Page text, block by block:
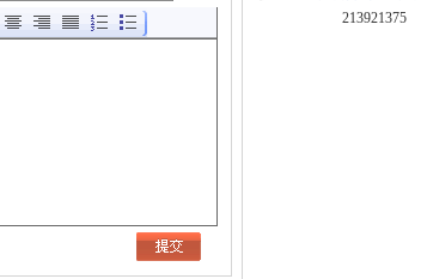
213921375